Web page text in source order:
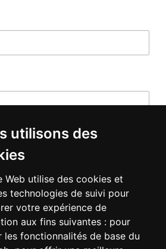
utilisons des
Web utilise des cookies et
technologies de suivi pour
votre expérience de
aux fins suivantes : pour
les fonctionnalités de base du